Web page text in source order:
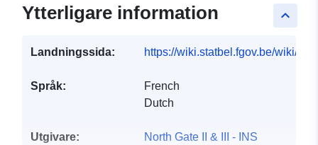
keyboard_arrow_up
Ytterligare information
Landningssida: https://wiki.statbel.fgov.be/wiki/
Språk:
French
Dutch
Utgivare: North Gate II & III - INS